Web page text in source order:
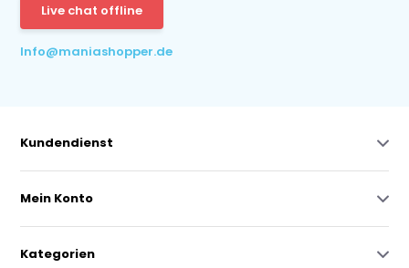
Live chat offline
Info@maniashopper.de
Kundendienst
Mein Konto
Kategorien